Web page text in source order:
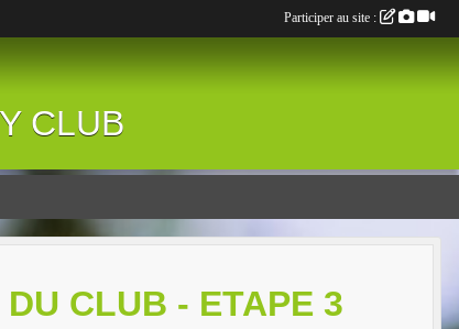
CLUB
CLUB - ETAPE 3
Participer au site :